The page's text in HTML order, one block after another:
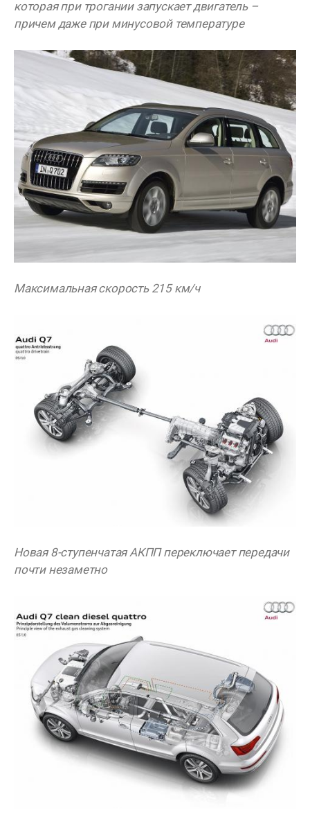
которая при трогании запускает двигатель –
причем даже при минусовой температуре
Максимальная скорость 215 км/ч
Новая 8-ступенчатая АКПП переключает передачи
почти незаметно